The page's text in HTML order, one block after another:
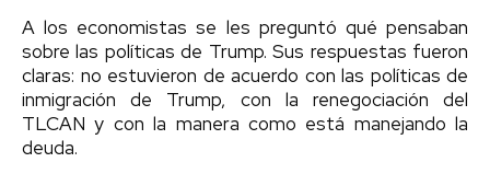
A los economistas se les preguntó qué pensaban
sobre las políticas de Trump. Sus respuestas fueron
claras: no estuvieron de acuerdo con las políticas de
inmigración de Trump, con la renegociación del
TLCAN y con la manera como está manejando la
deuda.